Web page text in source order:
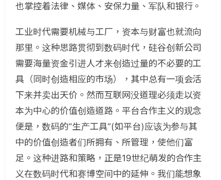
也掌控着法律、媒体、安保力量、军队和银行。
工业时代需要机械与工厂，资本与财富也就流向
那里。这种思路贯彻到数码时代，硅谷创新公司
需要海量资金引进人才来创造过量的不必要的工
具（同时创造相应的市场），其中总有一项会活
下来并卖出天价。然而互联网没道理必须走以资
本为中心的价值创造道路。平台合作主义的观念
便是，数码的“生产工具”(如平台)应该为参与其
中的价值创造者们所拥有、所管理，使他们富
足。这种进路和策略，正是19世纪萌发的合作主
义在数码时代和赛博空间中的延伸。我们能想象